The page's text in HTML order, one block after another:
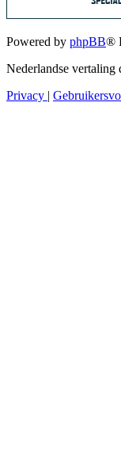
Powered by phpBB®
Nederlandse vertaling
Privacy |